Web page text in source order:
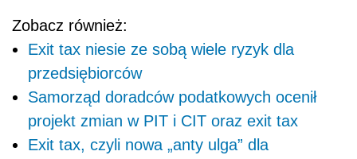
Zobacz również:
Exit tax niesie ze sobą wiele ryzyk dla
przedsiębiorców
Samorząd doradców podatkowych ocenił
projekt zmian w PIT i CIT oraz exit tax
Exit tax, czyli nowa „anty ulga” dla